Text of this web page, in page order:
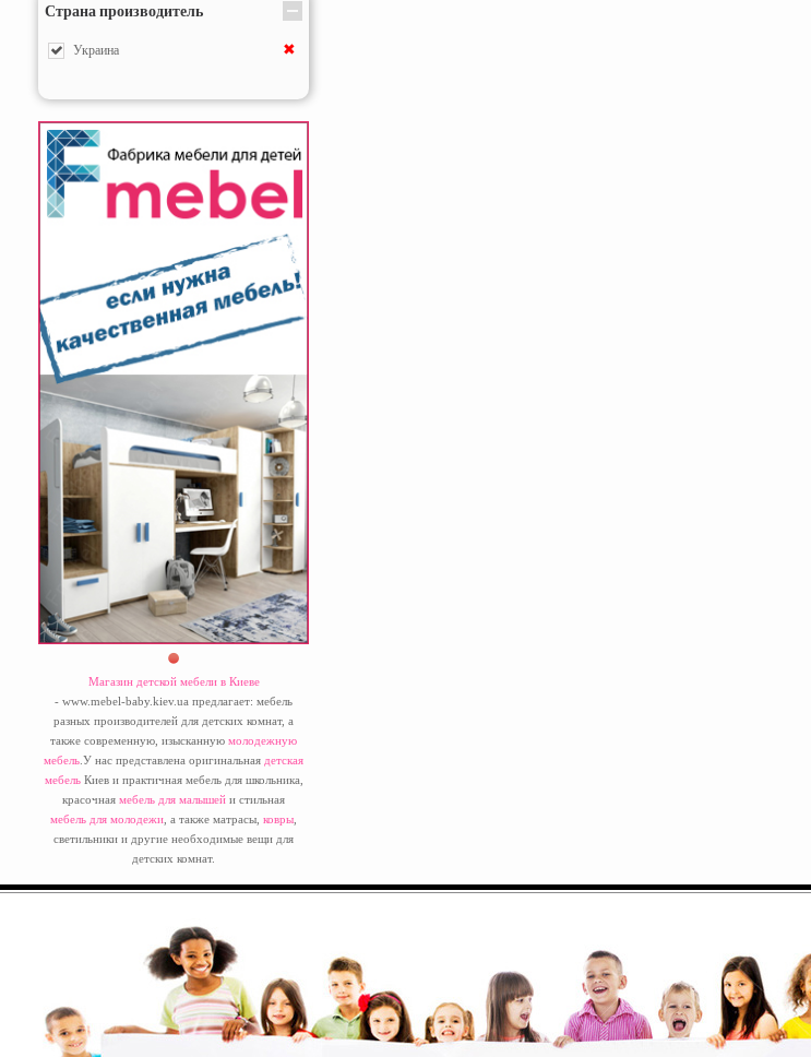
Страна производитель
Украина ✖
Магазин детской мебели в Киеве
- www.mebel-baby.kiev.ua предлагает: мебель
разных производителей для детских комнат, а
также современную, изысканную молодежную
мебель .У нас представлена оригинальная детская
мебельКиев и практичная мебель для школьника,
красочная мебель для малышей и стильная
мебель для молодежи , а также матрасы, ковры
светильники и другие необходимые вещи для
детских комнат.